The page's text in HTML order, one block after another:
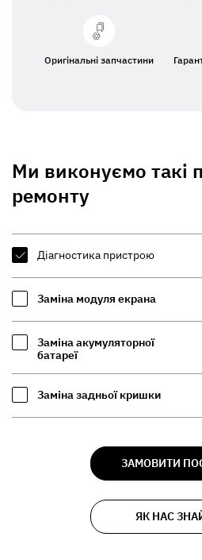
Оригінальні запчастини
Ми виконуємо такі
ремонту
Діагностика пристрою
Заміна модуля екрана
Заміна акумуляторної
батареї
Заміна задньої кришки
ЗАМОВИТИ
ЯК НАС